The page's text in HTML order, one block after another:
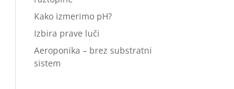
Kako izmerimo pH?
Izbira prave luči
Aeroponika – brez substratni
sistem